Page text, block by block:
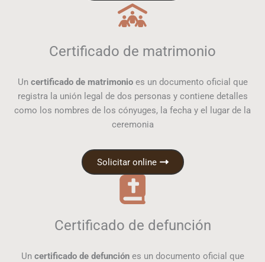
Certificado de matrimonio
Un certificado de matrimonioes un documento oficial que
registra la unión legal de dos personas y contiene detalles
como los nombres de los cónyuges, la fecha y el lugar de la
ceremonia
Solicitar online
Certificado de defunción
Un certificado de defunciónes un documento oficial que